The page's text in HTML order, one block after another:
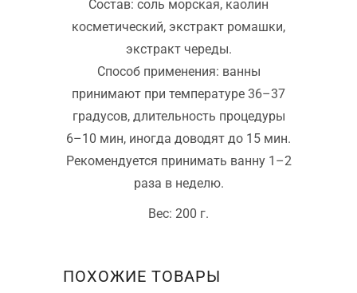
Состав: соль морская, каолин
косметический, экстракт ромашки,
экстракт череды.
Способ применения: ванны
принимают при температуре 36–37
градусов, длительность процедуры
6–10 мин, иногда доводят до 15 мин.
Рекомендуется принимать ванну 1–2
раза в неделю.
Вес: 200 г.
ПОХОЖИЕ ТОВАРЫ